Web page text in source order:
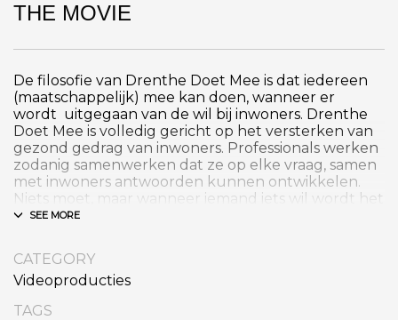
THE MOVIE
De filosofie van Drenthe Doet Mee is dat iedereen
(maatschappelijk) mee kan doen, wanneer er
wordt uitgegaan van de wil bij inwoners. Drenthe
Doet Mee is volledig gericht op het versterken van
gezond gedrag van inwoners. Professionals werken
zodanig samenwerken dat ze op elke vraag, samen
met inwoners antwoorden kunnen ontwikkelen.
Niets moet, maar wanneer iemand iets wil wordt het
ondersteund. Iedere gemeente, misschien wel wijk
CATEGORY
Videoproducties
TAGS